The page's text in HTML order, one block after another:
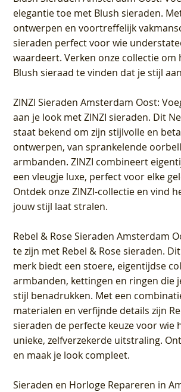
elegantie toe met Blush sieraden.
ontwerpen en voortreffelijk
sieraden perfect voor wie
waardeert. Verken onze collectie om
Blush sieraad te vinden dat je stijl
ZINZI Sieraden Amsterdam Oost:
aan je look met ZINZI sieraden. Dit
staat bekend om zijn stijlvolle en
ontwerpen, van sprankelende
armbanden. ZINZI combineert
een vleugje luxe, perfect voor elke
Ontdek onze ZINZI-collectie en vind
jouw stijl laat stralen.
Rebel & Rose Sieraden Amsterdam
te zijn met Rebel & Rose sieraden.
merk biedt een stoere, eigentijdse
armbanden, kettingen en ringen die
stijl benadrukken. Met een
materialen en verfijnde details zijn
sieraden de perfecte keuze voor wie
unieke, zelfverzekerde uitstraling.
en maak je look compleet.
Sieraden en Horloge Repareren in